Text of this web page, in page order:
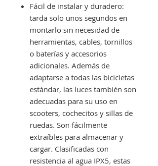
Fácil de instalar y duradero:
tarda solo unos segundos en
montarlo sin necesidad de
herramientas, cables, tornillos
o baterías y accesorios
adicionales. Además de
adaptarse a todas las bicicletas
estándar, las luces también son
adecuadas para su uso en
scooters, cochecitos y sillas de
ruedas. Son fácilmente
extraíbles para almacenar y
cargar. Clasificadas con
resistencia al agua IPX5, estas